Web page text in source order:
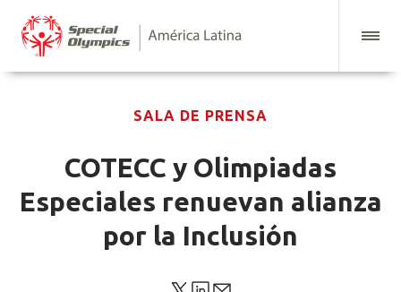
SALA DE PRENSA
COTECC y Olimpiadas
Especiales renuevan alianza
por la Inclusión